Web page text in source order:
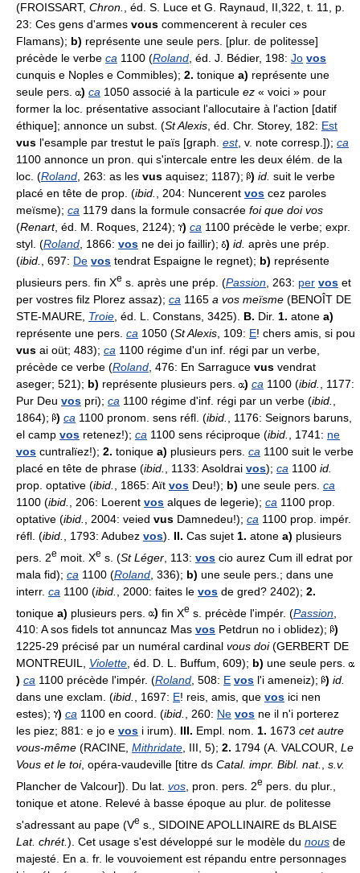
(FROISSART, Chron., éd. S. Luce et G. Raynaud, II,322, t. 11, p.
23: Ces gens d'armes vous commencerent à reculer ces
Flamans); b) représente une seule pers. [plur. de politesse]
précède le verbe ca 1100 (Roland, éd. J. Bédier, 198: Jo vos
cunquis e Noples e Commibles); 2. tonique a) représente une
seule pers.
) ca 1050 associé à la particule ez « voici » pour
former la loc. présentative associant l'allocutaire à l'action [datif
éthique]; annonce un subst. (St Alexis, éd. Chr. Storey, 182: Est
vus l'esample par trestut le païs [graph. est, v. note corresp.]); ca
1100 annonce un pron. qui s'intercale entre les deux élém. de la
loc. (Roland, 263: as les vus aquisez; 1187); ) id. suit le verbe
placé en tête de prop. (ibid., 204: Nuncerent vos cez paroles
meïsme); ca 1179 dans la formule consacrée foi que doi vos
(Renart, éd. M. Roques, 2124); ) ca 1100 précède le verbe; expr.
styl. (Roland, 1866: vos ne dei jo faillir); ) id. après une prép.
(ibid., 697: De vos tendrat Espaigne le regnet); b) représente
plusieurs pers. fin Xe s. après une prép. (Passion , 263: per vos et
per vostres filz Plorez assaz); ca 1165 a vos meïsme (BENOÎT DE
STE-MAURE, Troie , éd. L. Constans, 3425). B. Dir. 1. atone a)
représente une pers. ca 1050 (St Alexis , 109: E! chers amis, si pou
vus ai oüt; 483); ca 1100 régime d'un inf. régi par un verbe,
précède ce verbe (Roland , 476: En Sarraguce vus vendrat
aseger; 521); b) représente plusieurs pers. ) ca 1100 (ibid.
, 1177:
Pur Deu vos pri); ca 1100 régime d'inf. régi par un verbe (ibid.
1864);
) ca 1100 pronom. sens réfl. (ibid.
, 1176: Seignors baruns,
el camp vos retenez!); ca 1100 sens réciproque (ibid. , 1741: ne
vos cuntralïez!); 2. tonique a) plusieurs pers. ca 1100 suit le verbe
placé en tête de phrase (ibid. , 1133: Asoldrai vos); ca 1100 id.
prop. optative (ibid. , 1865: Aït vos Deu!); b) une seule pers. ca
1100 (ibid. , 206: Loerent vos alques de legerie); ca 1100 prop.
optative (ibid. , 2004: veied vus Damnedeu!); ca 1100 prop. impér.
réfl. (ibid. , 1793: Adubez vos). II. Cas sujet 1. atone a) plusieurs
pers. 2e moit. Xe s. (St Léger , 113: vos cio aurez Cum ill edrat por
mala fid); ca 1100 (Roland , 336); b) une seule pers.; dans une
interr. ca 1100 (ibid. , 2000: faites le vos de gred? 2402); 2.
tonique a) plusieurs pers. ) fin Xe s. précède l'impér. (Passion
410: A sos fidels tot annuncaz Mas vos Petdrun no i oblidez);
)
1225-29 précisé par un numéral cardinal vous doi(GERBERT DE
MONTREUIL, Violette , éd. D. L. Buffum, 609); b) une seule pers.
) ca 1100 précède l'impér. (Roland , 508: E vos l'i ameneiz); ) id.
dans une exclam. (ibid. , 1697: E! reis, amis, que vos ici nen
estes);
) ca 1100 en coord. (ibid. , 260: Ne vos ne il n'i porterez
les piez; 881: e jo e vos i irum). III. Empl. nom. 1. 1673 cet autre
vous-même (RACINE, Mithridate , III, 5); 2. 1794 (A. VALCOUR, Le
Vous et le toi, opéra-vaudeville [titre ds Catal. impr. Bibl. nat.
s.v.
Plancher de Valcour]). Du lat. vos , pron. pers. 2e pers. du plur.,
tonique et atone. Relevé à basse époque au plur. de politesse
s'adressant au pape (Ve s., SIDOINE APOLLINAIRE ds BLAISE
Lat. chrét.). Cet usage s'est développé sur le modèle du nous de
majesté. En a. fr. le vouvoiement est répandu entre personnages